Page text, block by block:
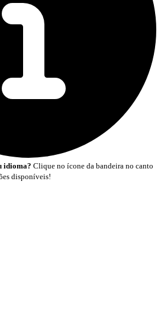
idioma? Clique no ícone da bandeira no canto
disponíveis!